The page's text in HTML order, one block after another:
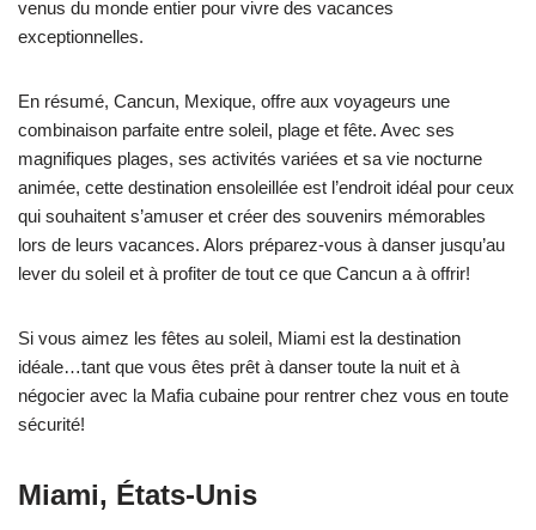
venus du monde entier pour vivre des vacances
exceptionnelles.
En résumé, Cancun, Mexique, offre aux voyageurs une
combinaison parfaite entre soleil, plage et fête. Avec ses
magnifiques plages, ses activités variées et sa vie nocturne
animée, cette destination ensoleillée est l’endroit idéal pour ceux
qui souhaitent s’amuser et créer des souvenirs mémorables
lors de leurs vacances. Alors préparez-vous à danser jusqu’au
lever du soleil et à profiter de tout ce que Cancun a à offrir!
Si vous aimez les fêtes au soleil, Miami est la destination
idéale…tant que vous êtes prêt à danser toute la nuit et à
négocier avec la Mafia cubaine pour rentrer chez vous en toute
sécurité!
Miami, États-Unis